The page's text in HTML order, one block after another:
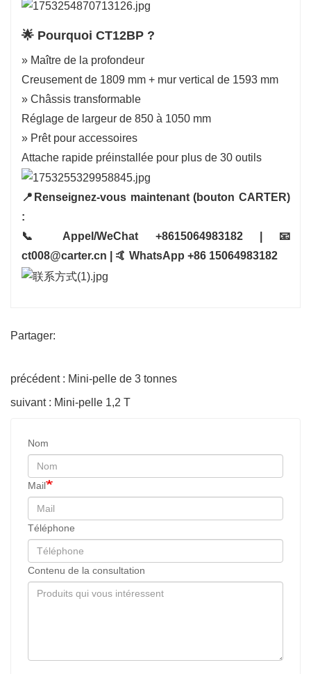
🌟 Pourquoi CT12BP ?
» Maître de la profondeur
Creusement de 1809 mm + mur vertical de 1593 mm
» Châssis transformable
Réglage de largeur de 850 à 1050 mm
» Prêt pour accessoires
Attache rapide préinstallée pour plus de 30 outils
📍Renseignez-vous maintenant (bouton CARTER)
:
📞 Appel/WeChat +8615064983182 | 📧
ct008@carter.cn | 🤙 WhatsApp +86 15064983182
Partager:
précédent : Mini-pelle de 3 tonnes
suivant : Mini-pelle 1,2 T
Nom
Mail
Téléphone
Contenu de la consultation